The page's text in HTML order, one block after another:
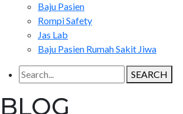
Baju Pasien
Rompi Safety
Jas Lab
Baju Pasien Rumah Sakit Jiwa
SEARCH
BLOG